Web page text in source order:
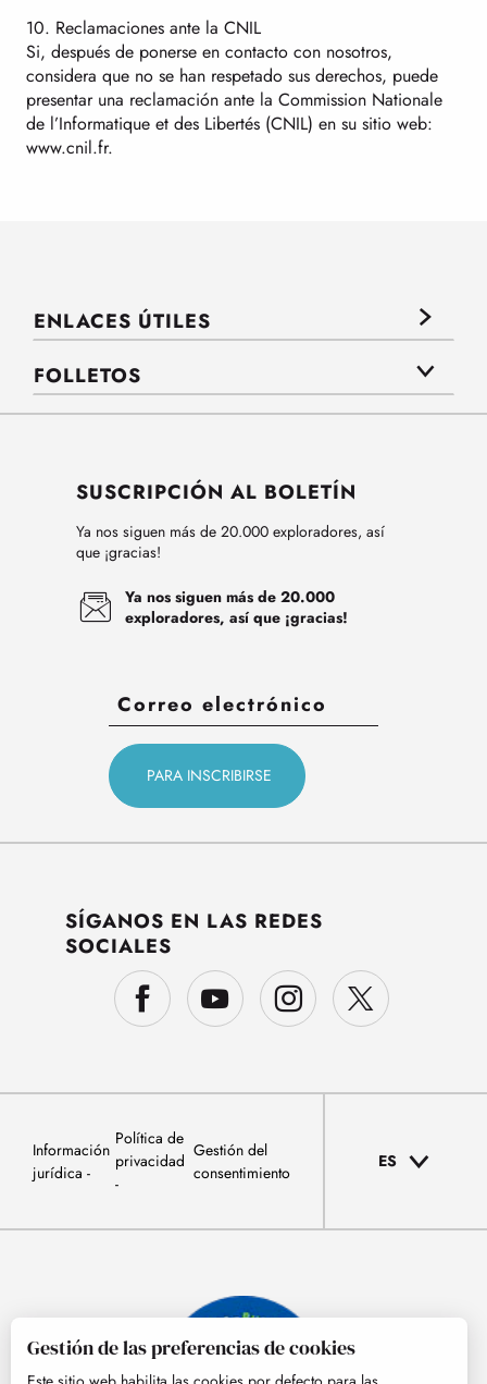
10. Reclamaciones ante la CNIL
Si, después de ponerse en contacto con nosotros,
considera que no se han respetado sus derechos, puede
presentar una reclamación ante la Commission Nationale
de l’Informatique et des Libertés (CNIL) en su sitio web:
www.cnil.fr.
ENLACES ÚTILES
FOLLETOS
SUSCRIPCIÓN AL BOLETÍN
Ya nos siguen más de 20.000 exploradores, así
que ¡gracias!
Ya nos siguen más de 20.000
exploradores, así que ¡gracias!
SÍGANOS EN LAS REDES
SOCIALES
Información
jurídica
Política de
privacidad
Gestión del
consentimiento
ES
Gestión de las preferencias de cookies